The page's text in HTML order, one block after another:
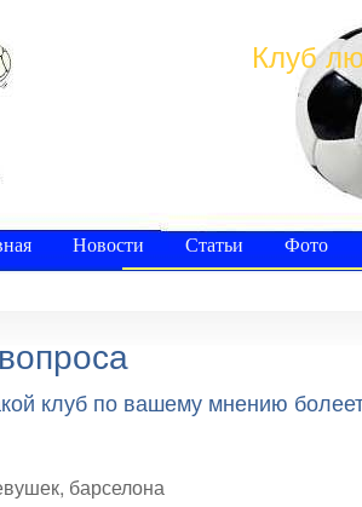
Клуб
Новости Статьи Фото
клуб по вашему мнению
барселона